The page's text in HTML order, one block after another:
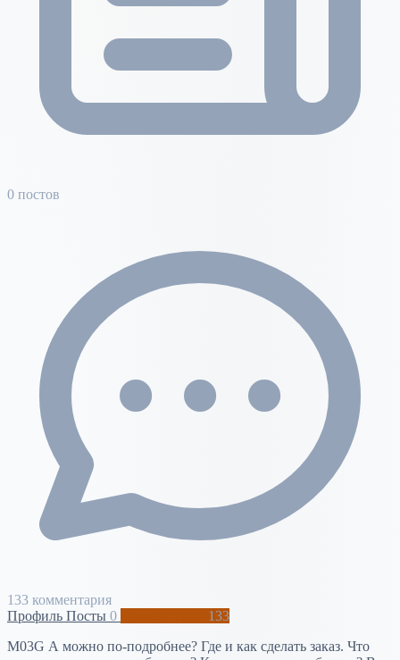
0 постов
133 комментария
Профиль Посты 0
133
M03G А можно по-подробнее? Где и как сделать заказ. Что